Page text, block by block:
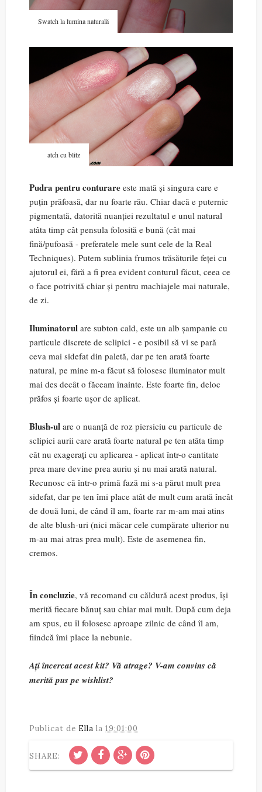
Swatch la lumina naturală
Swatch cu blitz
Pudra pentru conturare este mată și singura care e
puțin prăfoasă, dar nu foarte rău. Chiar dacă e puternic
pigmentată, datorită nuanției rezultatul e unul natural
atâta timp cât pensula folosită e bună (cât mai
fină/pufoasă - preferatele mele sunt cele de la Real
Techniques). Putem sublinia frumos trăsăturile feței cu
ajutorul ei, fără a fi prea evident conturul făcut, ceea ce
o face potrivită chiar și pentru machiajele mai naturale,
de zi.
Iluminatorul are subton cald, este un alb șampanie cu
particule discrete de sclipici - e posibil să vi se pară
ceva mai sidefat din paletă, dar pe ten arată foarte
natural, pe mine m-a făcut să folosesc iluminator mult
mai des decât o făceam înainte. Este foarte fin, deloc
prăfos și foarte ușor de aplicat.
Blush-ul are o nuanță de roz piersiciu cu particule de
sclipici aurii care arată foarte natural pe ten atâta timp
cât nu exagerați cu aplicarea - aplicat într-o cantitate
prea mare devine prea auriu și nu mai arată natural.
Recunosc că într-o primă fază mi s-a părut mult prea
sidefat, dar pe ten îmi place atât de mult cum arată încât
de două luni, de când îl am, foarte rar m-am mai atins
de alte blush-uri (nici măcar cele cumpărate ulterior nu
m-au mai atras prea mult). Este de asemenea fin,
cremos.
În concluzie, vă recomand cu căldură acest produs, își
merită fiecare bănuț sau chiar mai mult. După cum deja
am spus, eu îl folosesc aproape zilnic de când îl am,
fiindcă îmi place la nebunie.
Ați încercat acest kit? Vă atrage? V-am convins că
merită pus pe wishlist?
Publicat de Ella la 19:01:00
SHARE: